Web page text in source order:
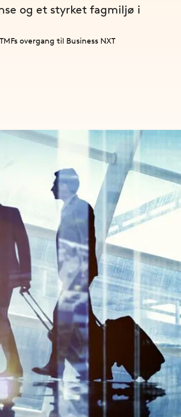
og et styrket fagmiljø i
overgang til Business NXT